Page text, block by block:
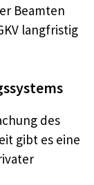
Beamten
langfristig
des
gibt es eine